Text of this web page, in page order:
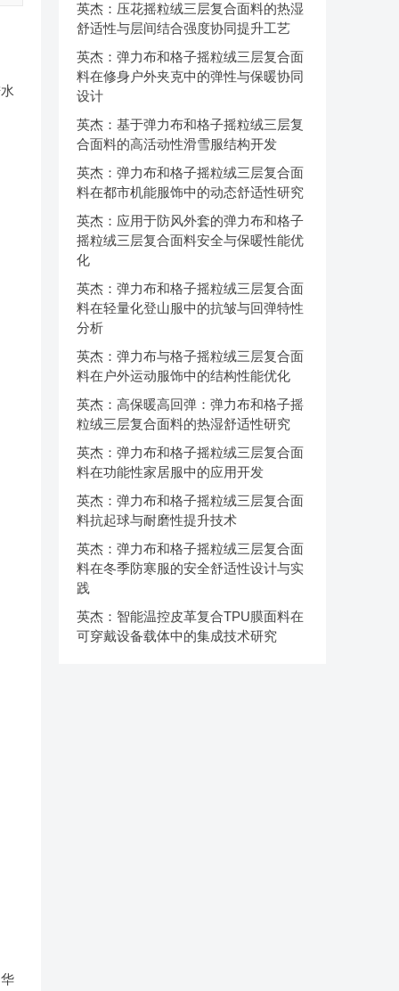
英杰：压花摇粒绒三层复合面料的热湿
舒适性与层间结合强度协同提升工艺
英杰：弹力布和格子摇粒绒三层复合面
料在修身户外夹克中的弹性与保暖协同
设计
英杰：基于弹力布和格子摇粒绒三层复
合面料的高活动性滑雪服结构开发
英杰：弹力布和格子摇粒绒三层复合面
料在都市机能服饰中的动态舒适性研究
英杰：应用于防风外套的弹力布和格子
摇粒绒三层复合面料安全与保暖性能优
化
英杰：弹力布和格子摇粒绒三层复合面
料在轻量化登山服中的抗皱与回弹特性
分析
英杰：弹力布与格子摇粒绒三层复合面
料在户外运动服饰中的结构性能优化
英杰：高保暖高回弹：弹力布和格子摇
粒绒三层复合面料的热湿舒适性研究
英杰：弹力布和格子摇粒绒三层复合面
料在功能性家居服中的应用开发
英杰：弹力布和格子摇粒绒三层复合面
料抗起球与耐磨性提升技术
英杰：弹力布和格子摇粒绒三层复合面
料在冬季防寒服的安全舒适性设计与实
践
英杰：智能温控皮革复合TPU膜面料在
可穿戴设备载体中的集成技术研究